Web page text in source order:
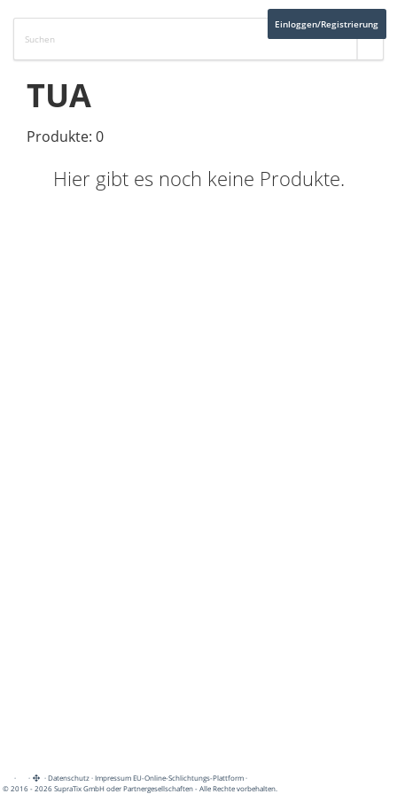
Einloggen/Registrierung
TUA
Produkte: 0
Hier gibt es noch keine Produkte.
· · ·Datenschutz·Impressum EU-Online-Schlichtungs-Plattform·
© 2016 - 2026 SupraTix GmbH oder Partnergesellschaften - Alle Rechte vorbehalten.